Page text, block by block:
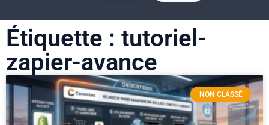
Étiquette : tutoriel-
zapier-avance
NON CLASSÉ